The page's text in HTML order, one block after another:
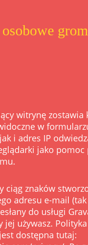
witrynę zostawia
w
i adres IP
jako pomoc
ciąg znaków
adresu e-mail
do usługi
jej używasz.
dostępna tutaj: